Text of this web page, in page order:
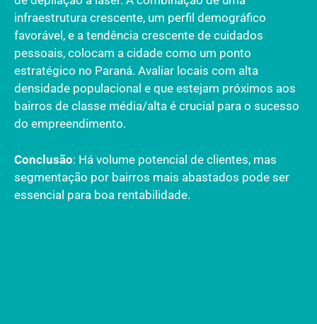
infraestrutura crescente, um perfil demográfico
favorável, e a tendência crescente de cuidados
pessoais, colocam a cidade como um ponto
estratégico no Paraná. Avaliar locais com alta
densidade populacional e que estejam próximos aos
bairros de classe média/alta é crucial para o sucesso
do empreendimento.
Conclusão: Há volume potencial de clientes, mas
segmentação por bairros mais abastados pode ser
essencial para boa rentabilidade.